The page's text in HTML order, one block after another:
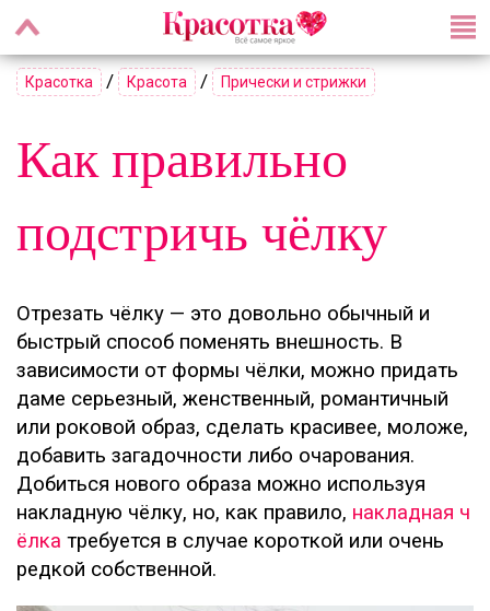
Красотка / Красота / Прически и стрижки
Как правильно
подстричь чёлку
Отрезать чёлку — это довольно обычный и
быстрый способ поменять внешность. В
зависимости от формы чёлки, можно придать
даме серьезный, женственный, романтичный
или роковой образ, сделать красивее, моложе,
добавить загадочности либо очарования.
Добиться нового образа можно используя
накладную чёлку, но, как правило, накладная ч
ёлка требуется в случае короткой или очень
редкой собственной.